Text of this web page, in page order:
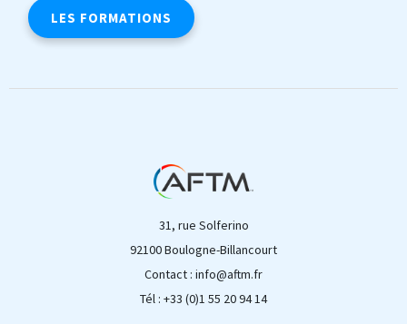
LES FORMATIONS
31, rue Solferino
92100 Boulogne-Billancourt
Contact : info@aftm.fr
Tél : +33 (0)1 55 20 94 14